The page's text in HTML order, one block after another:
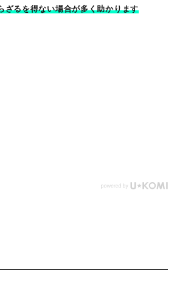
だが使用感は良いと思います
寸4分(73mm)×9mm等級D(50